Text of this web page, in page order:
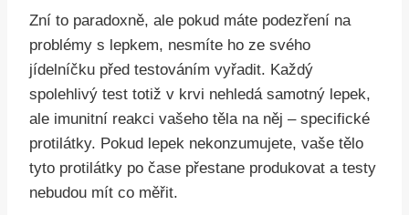
Zní to paradoxně, ale pokud máte podezření na
problémy s lepkem, nesmíte ho ze svého
jídelníčku před testováním vyřadit. Každý
spolehlivý test totiž v krvi nehledá samotný lepek,
ale imunitní reakci vašeho těla na něj – specifické
protilátky. Pokud lepek nekonzumujete, vaše tělo
tyto protilátky po čase přestane produkovat a testy
nebudou mít co měřit.